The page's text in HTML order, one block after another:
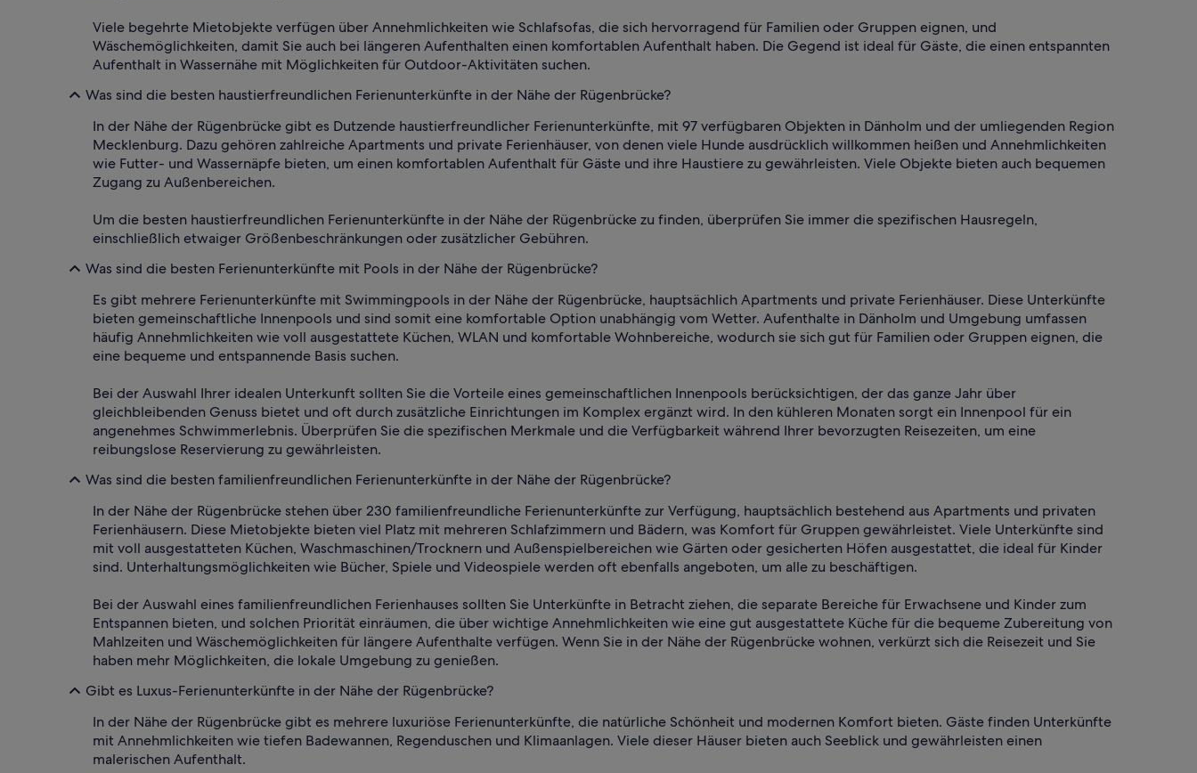
Viele begehrte Mietobjekte verfügen über Annehmlichkeiten wie Schlafsofas, die sich hervorragend für Familien oder Gruppen eignen, und
Wäschemöglichkeiten, damit Sie auch bei längeren Aufenthalten einen komfortablen Aufenthalt haben. Die Gegend ist ideal für Gäste, die einen entspannten
Aufenthalt in Wassernähe mit Möglichkeiten für Outdoor-Aktivitäten suchen.
Was sind die besten haustierfreundlichen Ferienunterkünfte in der Nähe der Rügenbrücke?
In der Nähe der Rügenbrücke gibt es Dutzende haustierfreundlicher Ferienunterkünfte, mit 97 verfügbaren Objekten in Dänholm und der umliegenden Region
Mecklenburg. Dazu gehören zahlreiche Apartments und private Ferienhäuser, von denen viele Hunde ausdrücklich willkommen heißen und Annehmlichkeiten
wie Futter- und Wassernäpfe bieten, um einen komfortablen Aufenthalt für Gäste und ihre Haustiere zu gewährleisten. Viele Objekte bieten auch bequemen
Zugang zu Außenbereichen.
Um die besten haustierfreundlichen Ferienunterkünfte in der Nähe der Rügenbrücke zu finden, überprüfen Sie immer die spezifischen Hausregeln,
einschließlich etwaiger Größenbeschränkungen oder zusätzlicher Gebühren.
Was sind die besten Ferienunterkünfte mit Pools in der Nähe der Rügenbrücke?
Es gibt mehrere Ferienunterkünfte mit Swimmingpools in der Nähe der Rügenbrücke, hauptsächlich Apartments und private Ferienhäuser. Diese Unterkünfte
bieten gemeinschaftliche Innenpools und sind somit eine komfortable Option unabhängig vom Wetter. Aufenthalte in Dänholm und Umgebung umfassen
häufig Annehmlichkeiten wie voll ausgestattete Küchen, WLAN und komfortable Wohnbereiche, wodurch sie sich gut für Familien oder Gruppen eignen, die
eine bequeme und entspannende Basis suchen.
Bei der Auswahl Ihrer idealen Unterkunft sollten Sie die Vorteile eines gemeinschaftlichen Innenpools berücksichtigen, der das ganze Jahr über
gleichbleibenden Genuss bietet und oft durch zusätzliche Einrichtungen im Komplex ergänzt wird. In den kühleren Monaten sorgt ein Innenpool für ein
angenehmes Schwimmerlebnis. Überprüfen Sie die spezifischen Merkmale und die Verfügbarkeit während Ihrer bevorzugten Reisezeiten, um eine
reibungslose Reservierung zu gewährleisten.
Was sind die besten familienfreundlichen Ferienunterkünfte in der Nähe der Rügenbrücke?
In der Nähe der Rügenbrücke stehen über 230 familienfreundliche Ferienunterkünfte zur Verfügung, hauptsächlich bestehend aus Apartments und privaten
Ferienhäusern. Diese Mietobjekte bieten viel Platz mit mehreren Schlafzimmern und Bädern, was Komfort für Gruppen gewährleistet. Viele Unterkünfte sind
mit voll ausgestatteten Küchen, Waschmaschinen/Trocknern und Außenspielbereichen wie Gärten oder gesicherten Höfen ausgestattet, die ideal für Kinder
sind. Unterhaltungsmöglichkeiten wie Bücher, Spiele und Videospiele werden oft ebenfalls angeboten, um alle zu beschäftigen.
Bei der Auswahl eines familienfreundlichen Ferienhauses sollten Sie Unterkünfte in Betracht ziehen, die separate Bereiche für Erwachsene und Kinder zum
Entspannen bieten, und solchen Priorität einräumen, die über wichtige Annehmlichkeiten wie eine gut ausgestattete Küche für die bequeme Zubereitung von
Mahlzeiten und Wäschemöglichkeiten für längere Aufenthalte verfügen. Wenn Sie in der Nähe der Rügenbrücke wohnen, verkürzt sich die Reisezeit und Sie
haben mehr Möglichkeiten, die lokale Umgebung zu genießen.
Gibt es Luxus-Ferienunterkünfte in der Nähe der Rügenbrücke?
In der Nähe der Rügenbrücke gibt es mehrere luxuriöse Ferienunterkünfte, die natürliche Schönheit und modernen Komfort bieten. Gäste finden Unterkünfte
mit Annehmlichkeiten wie tiefen Badewannen, Regenduschen und Klimaanlagen. Viele dieser Häuser bieten auch Seeblick und gewährleisten einen
malerischen Aufenthalt.